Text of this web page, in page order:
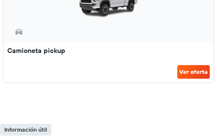
Camioneta pickup
Ver oferta
Información útil